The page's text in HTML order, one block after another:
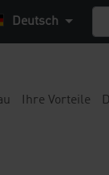
Deutsch
Ihre Vorteile